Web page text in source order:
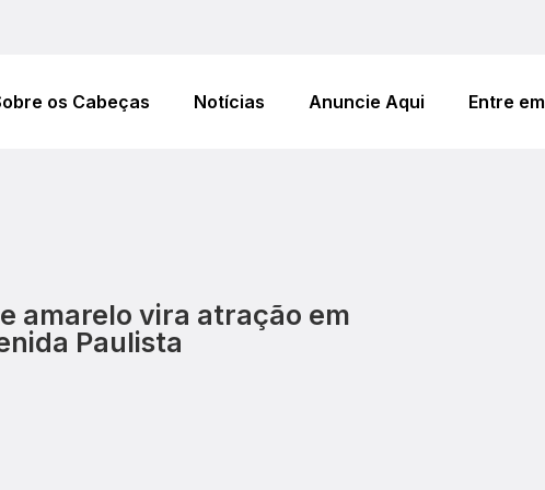
os Cabeças Notícias Anuncie Aqui Entre
amarelo vira atração em
Paulista